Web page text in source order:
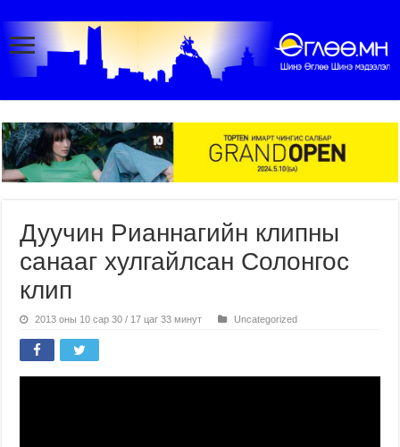
Дуучин Рианнагийн клипны
санааг хулгайлсан Солонгос
клип
2013 оны 10 сар 30 / 17 цаг 33 минут Uncategorized